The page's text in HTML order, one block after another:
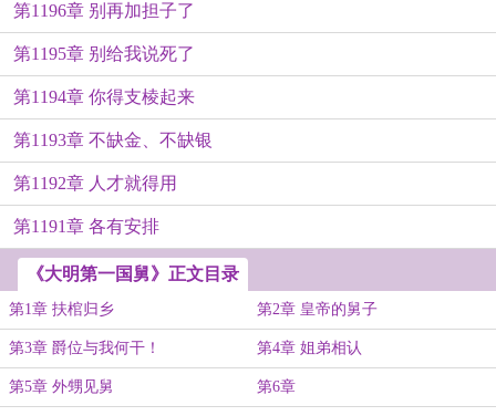
第1196章 别再加担子了
第1195章 别给我说死了
第1194章 你得支棱起来
第1193章 不缺金、不缺银
第1192章 人才就得用
第1191章 各有安排
《大明第一国舅》正文目录
第1章 扶棺归乡 第2章 皇帝的舅子
第3章 爵位与我何干！ 第4章 姐弟相认
第5章 外甥见舅 第6章